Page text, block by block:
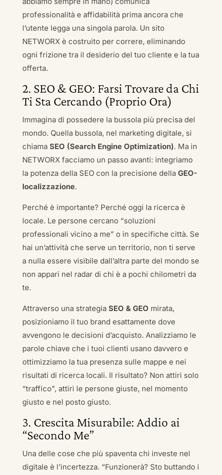
professionalità e affidabilità prima ancora che
l’utente legga una singola parola. Un sito
NETWORX è costruito per correre, eliminando
ogni frizione tra il desiderio del tuo cliente e la tua
offerta.
2. SEO & GEO: Farsi Trovare da Chi
Ti Sta Cercando (Proprio Ora)
Immagina di possedere la bussola più precisa del
mondo. Quella bussola, nel marketing digitale, si
chiama SEO (Search Engine Optimization). Ma in
NETWORX facciamo un passo avanti: integriamo
la potenza della SEO con la precisione della GEO-
localizzazione.
Perché è importante? Perché oggi la ricerca è
locale. Le persone cercano “soluzioni
professionali vicino a me” o in specifiche città. Se
hai un’attività che serve un territorio, non ti serve
a nulla essere visibile dall’altra parte del mondo se
non appari nel radar di chi è a pochi chilometri da
te.
Attraverso una strategia SEO & GEO mirata,
posizioniamo il tuo brand esattamente dove
avvengono le decisioni d’acquisto. Analizziamo le
parole chiave che i tuoi clienti usano davvero e
ottimizziamo la tua presenza sulle mappe e nei
risultati di ricerca locali. Il risultato? Non attiri solo
“traffico”, attiri le persone giuste, nel momento
giusto e nel posto giusto.
3. Crescita Misurabile: Addio ai
“Secondo Me”
Una delle cose che più spaventa chi investe nel
digitale è l’incertezza. “Funzionerà? Sto buttando i